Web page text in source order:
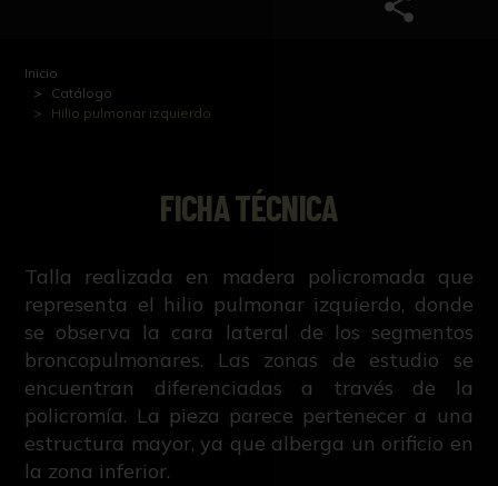
Inicio
Catálogo
Hilio pulmonar izquierdo
FICHA TÉCNICA
Talla realizada en madera policromada que
representa el hilio pulmonar izquierdo, donde
se observa la cara lateral de los segmentos
broncopulmonares. Las zonas de estudio se
encuentran diferenciadas a través de la
policromía. La pieza parece pertenecer a una
estructura mayor, ya que alberga un orificio en
la zona inferior.